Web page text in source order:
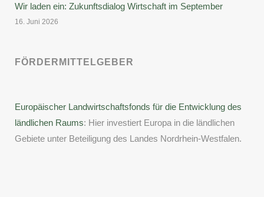
Wir laden ein: Zukunftsdialog Wirtschaft im September
16. Juni 2026
FÖRDERMITTELGEBER
Europäischer Landwirtschaftsfonds für die Entwicklung des
ländlichen Raums: Hier investiert Europa in die ländlichen
Gebiete unter Beteiligung des Landes Nordrhein-Westfalen.